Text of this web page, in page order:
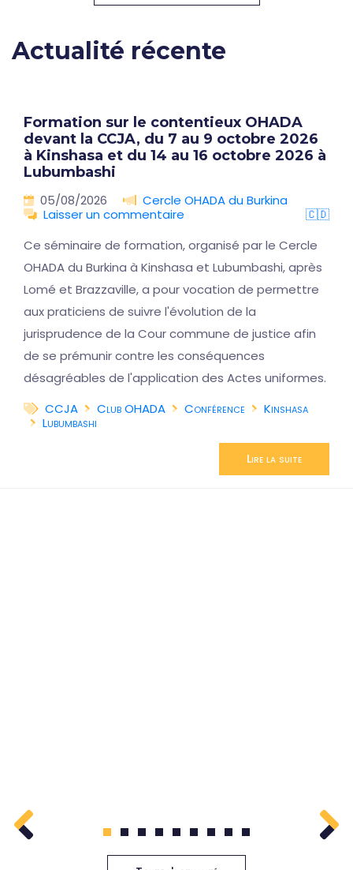
Actualité récente
Formation sur le contentieux OHADA
devant la CCJA, du 7 au 9 octobre 2026
à Kinshasa et du 14 au 16 octobre 2026 à
Lubumbashi
05/08/2026
Cercle OHADA du Burkina
Laisser un commentaire
🇨🇩
Ce séminaire de formation, organisé par le Cercle
OHADA du Burkina à Kinshasa et Lubumbashi, après
Lomé et Brazzaville, a pour vocation de permettre
aux praticiens de suivre l'évolution de la
jurisprudence de la Cour commune de justice afin
de se prémunir contre les conséquences
désagréables de l'application des Actes uniformes.
CCJA
Club OHADA Conférence
Kinshasa
Lubumbashi
Lire la suite
1 2 3 4 5 6 7 8 9